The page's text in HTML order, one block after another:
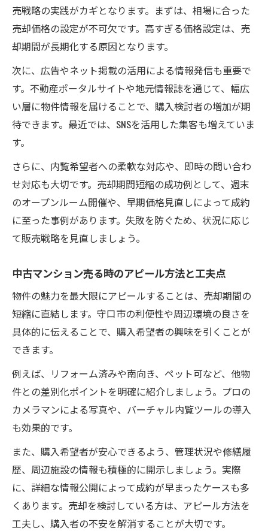
売戦略の実践がカギとなります。まずは、相場に合った
売却価格の設定が不可欠です。高すぎる価格設定は、売
却期間が長期化する原因となります。
次に、広告やネット掲載の活用による情報発信も重要で
す。不動産ポータルサイトや地元情報誌を通じて、幅広
い層に物件情報を届けることで、購入検討者の増加が期
待できます。最近では、SNSを活用した集客も増えていま
す。
さらに、内覧希望者への柔軟な対応や、即時の問い合わ
せ対応も大切です。売却期間短縮の成功例として、週末
のオープンルーム開催や、早期価格見直しによって成約
に至った事例があります。失敗を防ぐため、状況に応じ
て販売戦略を見直しましょう。
中古マンション売る時のアピール方法と工夫点
物件の魅力を最大限にアピールすることは、売却期間の
短縮に直結します。守口市の利便性や周辺環境の良さを
具体的に伝えることで、購入希望者の興味を引くことが
できます。
例えば、リフォーム済みや南向き、ペット可など、他物
件との差別化ポイントを明確に紹介しましょう。プロの
カメラマンによる写真や、バーチャル内覧ツールの導入
も効果的です。
また、購入希望者が安心できるよう、管理状況や修繕履
歴、周辺施設の情報も積極的に開示しましょう。実際
に、詳細な情報公開によって成約が早まったケースも多
くあります。売却を検討している方は、アピール方法を
工夫し、購入者の不安を解消することが大切です。